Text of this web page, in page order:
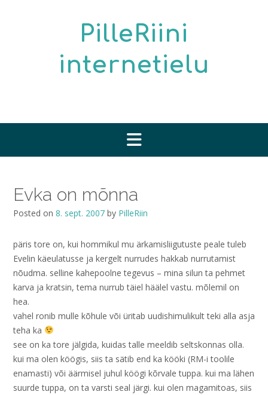
PilleRiini
internetielu
Evka on mõnna
Posted on 8. sept. 2007 by PilleRiin
päris tore on, kui hommikul mu ärkamisliigutuste peale tuleb
Evelin käeulatusse ja kergelt nurrudes hakkab nurrutamist
nõudma. selline kahepoolne tegevus – mina silun ta pehmet
karva ja kratsin, tema nurrub täiel häälel vastu. mõlemil on
hea.
vahel ronib mulle kõhule või üritab uudishimulikult teki alla asja
teha ka
see on ka tore jälgida, kuidas talle meeldib seltskonnas olla.
kui ma olen köögis, siis ta sätib end ka kööki (RM-i toolile
enamasti) või äärmisel juhul köögi kõrvale tuppa. kui ma lähen
suurde tuppa, on ta varsti seal järgi. kui olen magamitoas, siis